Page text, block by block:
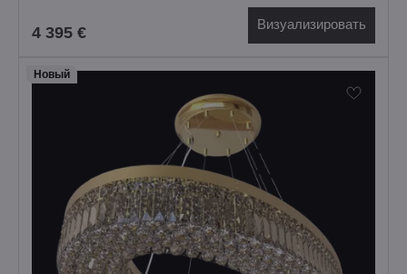
4 395 € Визуализировать
Hовый